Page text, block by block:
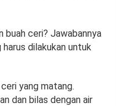
buah ceri? Jawabannya
dilakukan untuk
yang matang.
dan bilas dengan air